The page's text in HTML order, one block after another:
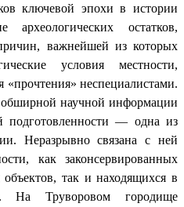
ключевой эпохи в истории
археологических остатков,
важнейшей из которых
условия местности,
неспециалистами.
обширной научной информации
подготовленности — одна из
Неразрывно связана с ней
как законсервированных
так и находящихся в
На Труворовом городище